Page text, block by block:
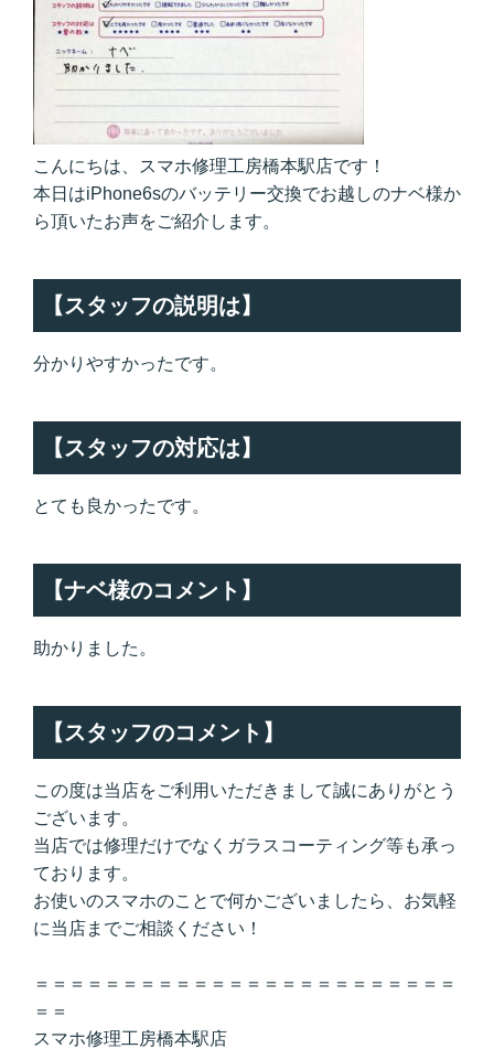
こんにちは、スマホ修理工房橋本駅店です！
本日はiPhone6sのバッテリー交換でお越しのナベ様か
ら頂いたお声をご紹介します。
【スタッフの説明は】
分かりやすかったです。
【スタッフの対応は】
とても良かったです。
【ナベ様のコメント】
助かりました。
【スタッフのコメント】
この度は当店をご利用いただきまして誠にありがとう
ございます。
当店では修理だけでなくガラスコーティング等も承っ
ております。
お使いのスマホのことで何かございましたら、お気軽
に当店までご相談ください！
＝＝＝＝＝＝＝＝＝＝＝＝＝＝＝＝＝＝＝＝＝＝＝＝
＝＝
スマホ修理工房橋本駅店